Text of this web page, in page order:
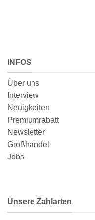
INFOS
Über uns
Interview
Neuigkeiten
Premiumrabatt
Newsletter
Großhandel
Jobs
Unsere Zahlarten